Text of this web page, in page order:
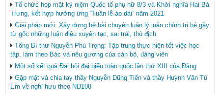
Tổ chức họp mặt kỷ niệm Quốc tế phụ nữ 8/3 và Khởi nghĩa Hai Bà
Trưng, kết hợp hưởng ứng “Tuần lễ áo dài” năm 2021
Giải pháp mới: Xây dựng hệ bài chuyên luận lý luận chính trị bẻ gãy
từ gốc những luận điệu xuyên tạc, sai trái, thù địch
Tổng Bí thư Nguyễn Phú Trọng: Tập trung thực hiện tốt việc học
tập, làm theo Bác và nêu gương của cán bộ, đảng viên
Một số kết quả Đại hội đại biểu toàn quốc lần thứ XIII của Đảng
Gặp mặt và chia tay thầy Nguyễn Dũng Tiến và thầy Huỳnh Văn Tú
Em về nghỉ hưu theo NĐ108